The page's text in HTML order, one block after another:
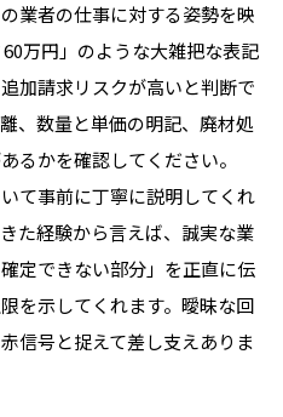
業者の仕事に対する姿勢を映
万円」のような大雑把な表記
加請求リスクが高いと判断で
、数量と単価の明記、廃材処
るかを確認してください。
て事前に丁寧に説明してくれ
た経験から言えば、誠実な業
定できない部分」を正直に伝
を示してくれます。曖昧な回
信号と捉えて差し支えありま